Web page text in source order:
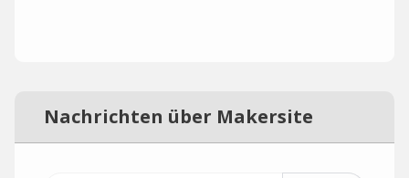
Nachrichten über Makersite